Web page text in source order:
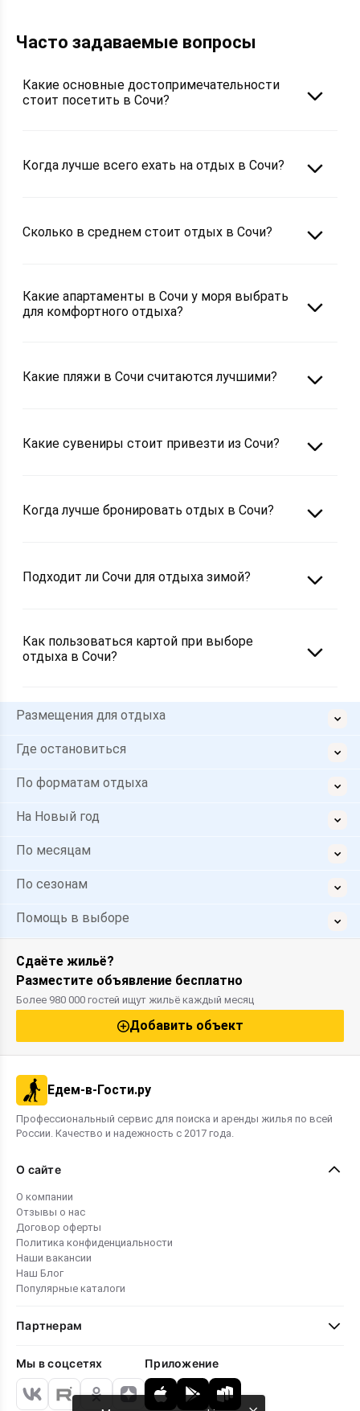
Часто задаваемые вопросы
Какие основные достопримечательности
стоит посетить в Сочи?
Когда лучше всего ехать на отдых в Сочи?
Сколько в среднем стоит отдых в Сочи?
Какие апартаменты в Сочи у моря выбрать
для комфортного отдыха?
Какие пляжи в Сочи считаются лучшими?
Какие сувениры стоит привезти из Сочи?
Когда лучше бронировать отдых в Сочи?
Подходит ли Сочи для отдыха зимой?
Как пользоваться картой при выборе
отдыха в Сочи?
Размещения для отдыха
Где остановиться
По форматам отдыха
На Новый год
По месяцам
По сезонам
Помощь в выборе
Сдаёте жильё?
Разместите объявление бесплатно
Более 980 000 гостей ищут жильё каждый месяц
Добавить объект
Едем-в-Гости.ру
Профессиональный сервис для поиска и аренды жилья по всей
России. Качество и надежность с 2017 года.
О сайте
О компании
Отзывы о нас
Договор оферты
Политика конфиденциальности
Наши вакансии
Наш Блог
Популярные каталоги
Партнерам
Мы в соцсетях Приложение